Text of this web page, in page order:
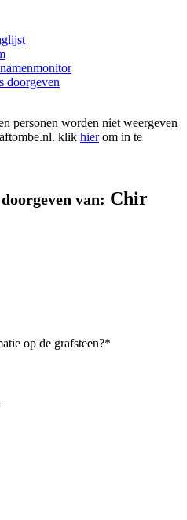
doorgeven
personen worden niet weergeven
klik hierom in te
van: Chir
op de grafsteen?*